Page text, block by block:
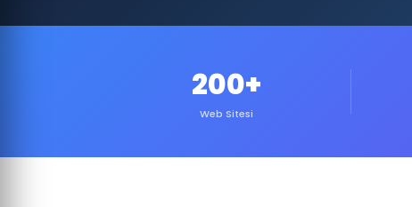
200+
Web Sitesi